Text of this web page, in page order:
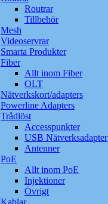
Routrar
Tillbehör
Mesh
Videoservrar
Smarta Produkter
Fiber
Allt inom Fiber
OLT
Nätverkskort/adapters
Powerline Adapters
Trådlöst
Accesspunkter
USB Nätverksadapter
Antenner
PoE
Allt inom PoE
Injektioner
Övrigt
Kablar